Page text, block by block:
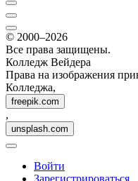
© 2000–2026
Все права защищены.
Колледж Вейдера
Права на изображения
Колледжа,
freepik.com
,
unsplash.com
Войти